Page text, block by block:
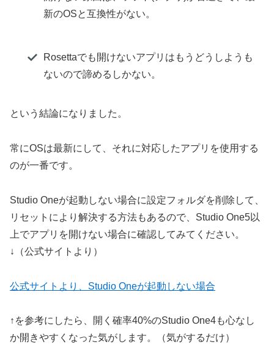
新のOSと互換性がない。
Rosettaでも開けないアプリはもうどうしようも
ないので諦めるしかない。
という結論になりました。
常にOSは最新にして、それに対応したアプリを使用する
のが一番です。
Studio Oneが起動しない場合に設定フォルダを削除して、
リセットにより解決する方法もあるので、Studio One5以
上でアプリを開けない場合に確認してみてください。
↓（公式サイトより）
公式サイトより、Studio Oneが起動しない場合
↑を参考にしたら、開く確率40%のStudio One4も心なし
か開きやすくなった気がします。（気がするだけ）